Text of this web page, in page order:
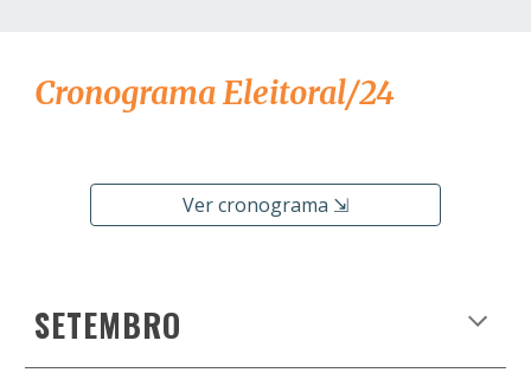
CronogramaEleitoral/24
Ver cronograma ⇲
SETEMBRO